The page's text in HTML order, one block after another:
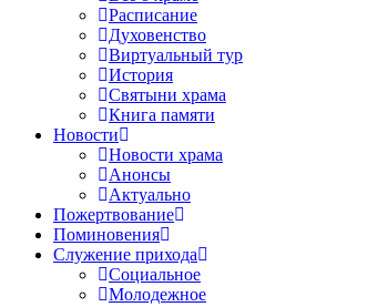
Расписание
Духовенство
Виртуальный тур
История
Святыни храма
Книга памяти
Новости
Новости храма
Анонсы
Актуально
Пожертвование
Поминовения
Служение прихода
Социальное
Молодежное